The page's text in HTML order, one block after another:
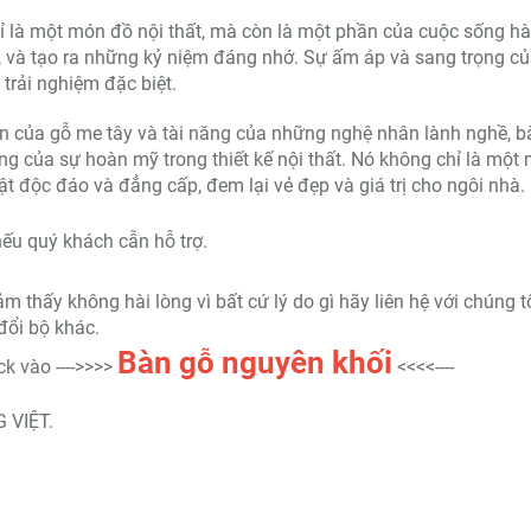
một món đồ nội thất, mà còn là một phần của cuộc sống
tạo ra những kỷ niệm đáng nhớ. Sự ấm áp và sang trọng
nghiệm đặc biệt.
của gỗ me tây và tài năng của những nghệ nhân lành nghề,
của sự hoàn mỹ trong thiết kế nội thất. Nó không chỉ là một
độc đáo và đẳng cấp, đem lại vẻ đẹp và giá trị cho ngôi nhà.
quý khách cẫn hỗ trợ.
thấy không hài lòng vì bất cứ lý do gì hãy liên hệ với chúng
bộ khác.
vào ---->>>> Bàn gỗ nguyên khối <<<<----
VIỆT.